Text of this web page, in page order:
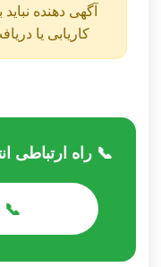
آگهی دهنده
کاریابی یا
📞 راه ارتباطی
📞 09196141913